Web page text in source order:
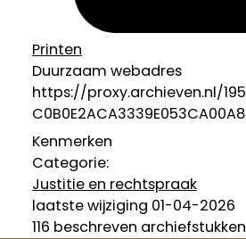
Printen
Duurzaam webadres
Kenmerken
Categorie:
Justitie en rechtspraak
laatste wijziging 01-04-2026
116 beschreven archiefstukken